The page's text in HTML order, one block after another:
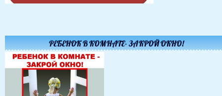
РЕБЕНОК В КОМНАТЕ- ЗАКРОЙ ОКНО!